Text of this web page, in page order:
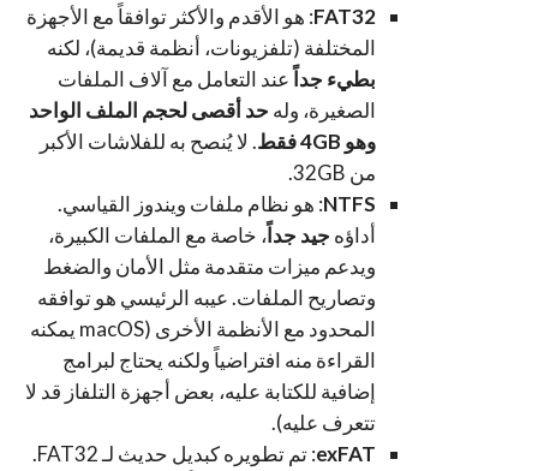
FAT32: هو الأقدم والأكثر توافقاً مع الأجهزة
المختلفة (تلفزيونات، أنظمة قديمة)، لكنه
بطيء جداً عند التعامل مع آلاف الملفات
الصغيرة، وله حد أقصى لحجم الملف الواحد
وهو 4GB فقط
. لا يُنصح به للفلاشات الأكبر
من 32GB.
NTFS: هو نظام ملفات ويندوز القياسي.
أداؤه جيد جداً، خاصة مع الملفات الكبيرة،
ويدعم ميزات متقدمة مثل الأمان والضغط
وتصاريح الملفات. عيبه الرئيسي هو توافقه
المحدود مع الأنظمة الأخرى (macOS يمكنه
القراءة منه افتراضياً ولكنه يحتاج لبرامج
إضافية للكتابة عليه، بعض أجهزة التلفاز قد لا
تتعرف عليه).
exFAT
: تم تطويره كبديل حديث لـ FAT32.